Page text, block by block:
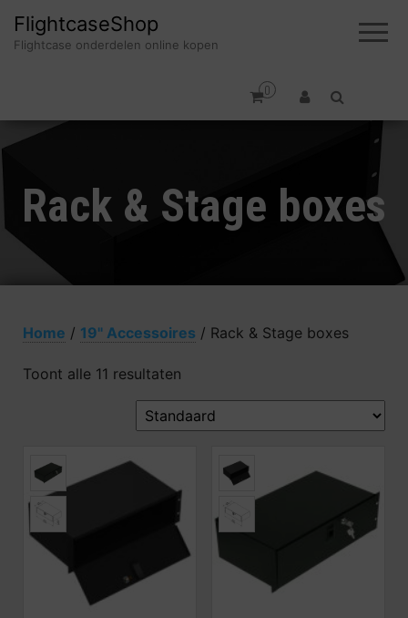
FlightcaseShop
Flightcase onderdelen online kopen
0
Rack & Stage boxes
Home / 19" Accessoires / Rack & Stage boxes
Toont alle 11 resultaten